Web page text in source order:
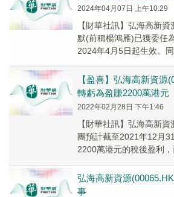
2024年04月07日 上午10:29
【財華社訊】弘海高新
默(前稱楊鴻雁)已獲委任
2024年4月5日起生效。
【盈喜】弘海高新資源
轉虧為盈賺2200萬港元
2022年02月28日 下午1:46
【財華社訊】弘海高新
團預計截至2021年12月
2200萬港元的稅後盈利
弘海高新資源
事